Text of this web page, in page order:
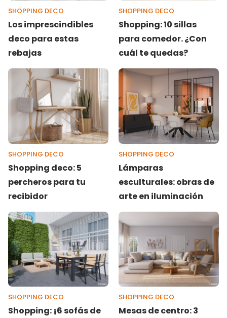
SHOPPING DECO
Los imprescindibles
deco para estas
rebajas
SHOPPING DECO
Shopping: 10 sillas
para comedor. ¿Con
cuál te quedas?
SHOPPING DECO
Shopping deco: 5
percheros para tu
recibidor
SHOPPING DECO
Lámparas
esculturales: obras de
arte en iluminación
SHOPPING DECO
Shopping: ¡6 sofás de
SHOPPING DECO
Mesas de centro: 3